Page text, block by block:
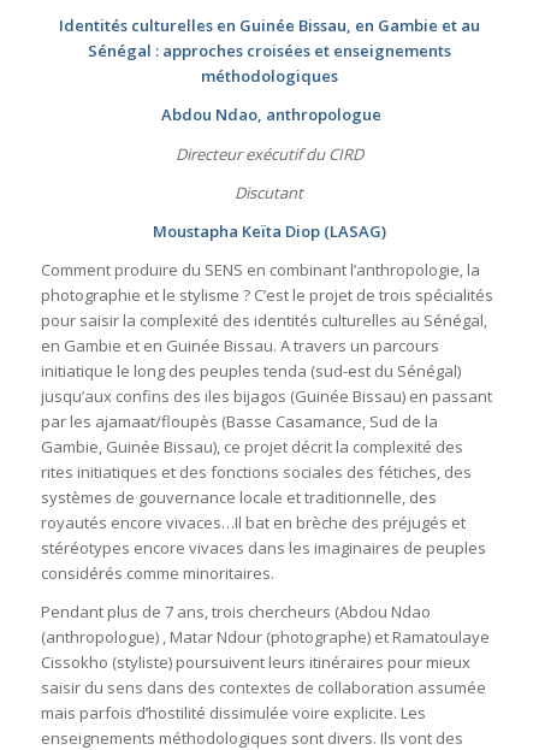
Identités culturelles en Guinée Bissau, en Gambie et au
Sénégal : approches croisées et enseignements
méthodologiques
Abdou Ndao, anthropologue
Directeur exécutif du CIRD
Discutant
Moustapha Keïta Diop (LASAG)
Comment produire du SENS en combinant l’anthropologie, la
photographie et le stylisme ? C’est le projet de trois spécialités
pour saisir la complexité des identités culturelles au Sénégal,
en Gambie et en Guinée Bissau. A travers un parcours
initiatique le long des peuples tenda (sud-est du Sénégal)
jusqu’aux confins des iles bijagos (Guinée Bissau) en passant
par les ajamaat/floupès (Basse Casamance, Sud de la
Gambie, Guinée Bissau), ce projet décrit la complexité des
rites initiatiques et des fonctions sociales des fétiches, des
systèmes de gouvernance locale et traditionnelle, des
royautés encore vivaces…Il bat en brèche des préjugés et
stéréotypes encore vivaces dans les imaginaires de peuples
considérés comme minoritaires.
Pendant plus de 7 ans, trois chercheurs (Abdou Ndao
(anthropologue) , Matar Ndour (photographe) et Ramatoulaye
Cissokho (styliste) poursuivent leurs itinéraires pour mieux
saisir du sens dans des contextes de collaboration assumée
mais parfois d’hostilité dissimulée voire explicite. Les
enseignements méthodologiques sont divers. Ils vont des